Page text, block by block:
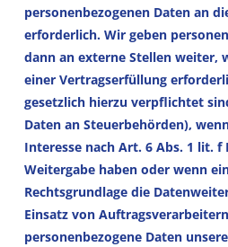
personenbezogenen Daten an
erforderlich. Wir geben
dann an externe Stellen weiter,
einer Vertragserfüllung
gesetzlich hierzu verpflichtet
Daten an Steuerbehörden),
Interesse nach Art. 6 Abs. 1 lit. f
Weitergabe haben oder wenn
Rechtsgrundlage die
Einsatz von
personenbezogene Daten